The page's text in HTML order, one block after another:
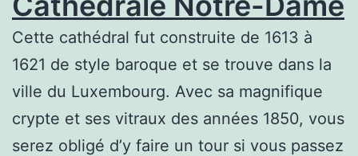
Cette cathédral fut construite de 1613 à
1621 de style baroque et se trouve dans la
ville du Luxembourg. Avec sa magnifique
crypte et ses vitraux des années 1850, vous
serez obligé d’y faire un tour si vous passez